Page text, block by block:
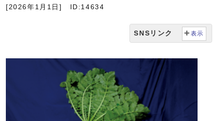
[2026年1月1日] ID:14634
SNSリンク 表示